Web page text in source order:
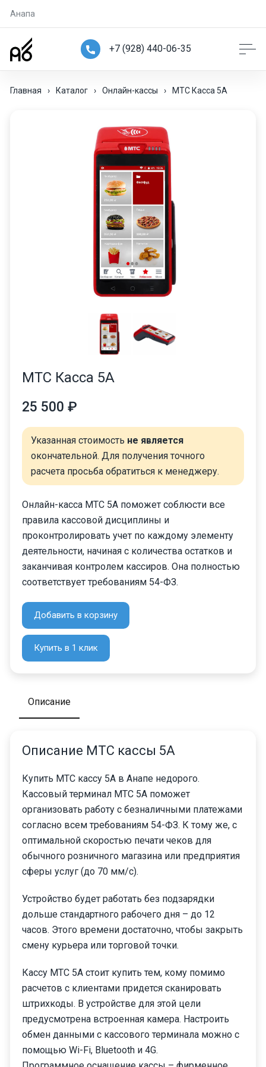
Анапа
+7 (928) 440-06-35
Главная › Каталог › Онлайн-кассы › МТС Касса 5А
МТС Касса 5А
25 500 ₽
Указанная стоимость не является
окончательной. Для получения точного
расчета просьба обратиться к менеджеру.
Онлайн-касса МТС 5А поможет соблюсти все
правила кассовой дисциплины и
проконтролировать учет по каждому элементу
деятельности, начиная с количества остатков и
заканчивая контролем кассиров. Она полностью
соответствует требованиям 54-ФЗ.
Добавить в корзину
Купить в 1 клик
Описание
Описание МТС кассы 5А
Купить МТС кассу 5А в Анапе недорого.
Кассовый терминал МТС 5А поможет
организовать работу с безналичными платежами
согласно всем требованиям 54-ФЗ. К тому же, с
оптимальной скоростью печати чеков для
обычного розничного магазина или предприятия
сферы услуг (до 70 мм/с).
Устройство будет работать без подзарядки
дольше стандартного рабочего дня – до 12
часов. Этого времени достаточно, чтобы закрыть
смену курьера или торговой точки.
Кассу МТС 5А стоит купить тем, кому помимо
расчетов с клиентами придется сканировать
штрихкоды. В устройстве для этой цели
предусмотрена встроенная камера. Настроить
обмен данными с кассового терминала можно с
помощью Wi-Fi, Bluetooth и 4G.